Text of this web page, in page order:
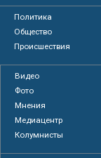
Политика
Общество
Происшествия
Видео
Фото
Мнения
Медиацентр
Колумнисты